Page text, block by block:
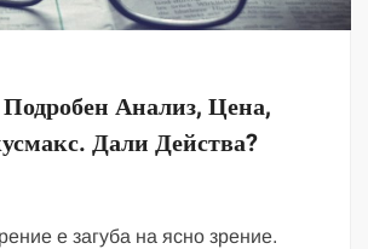
Анализ, Цена,
Дали Действа?
е загуба на ясно зрение.